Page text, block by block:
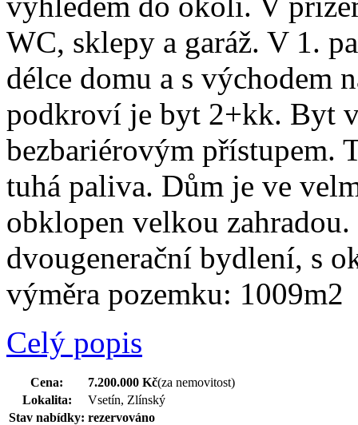
WC, sklepy a garáž. V 1.
délce domu a s východem
podkroví je byt 2+kk. Byt
bezbariérovým přístupem.
tuhá paliva. Dům je ve
obklopen velkou
dvougenerační bydlení, s
výměra pozemku: 1009m2
Celý popis
Cena: 7.200.000 Kč(za nemovitost)
Lokalita:
Vsetín, Zlínský
Stav nabídky: rezervováno